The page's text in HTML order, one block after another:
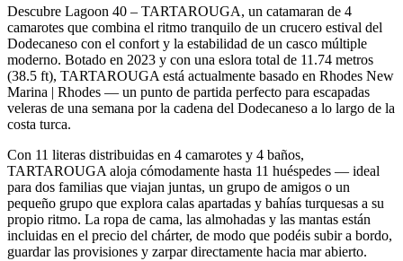
Descubre Lagoon 40 – TARTAROUGA, un catamaran de 4
camarotes que combina el ritmo tranquilo de un crucero estival del
Dodecaneso con el confort y la estabilidad de un casco múltiple
moderno. Botado en 2023 y con una eslora total de 11.74 metros
(38.5 ft), TARTAROUGA está actualmente basado en Rhodes New
Marina | Rhodes — un punto de partida perfecto para escapadas
veleras de una semana por la cadena del Dodecaneso a lo largo de la
costa turca.
Con 11 literas distribuidas en 4 camarotes y 4 baños,
TARTAROUGA aloja cómodamente hasta 11 huéspedes — ideal
para dos familias que viajan juntas, un grupo de amigos o un
pequeño grupo que explora calas apartadas y bahías turquesas a su
propio ritmo. La ropa de cama, las almohadas y las mantas están
incluidas en el precio del chárter, de modo que podéis subir a bordo,
guardar las provisiones y zarpar directamente hacia mar abierto.